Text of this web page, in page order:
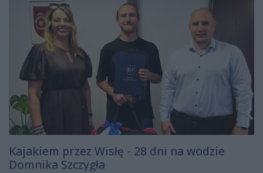
Kajakiem przez Wisłę - 28 dni na wodzie
Domnika Szczygła